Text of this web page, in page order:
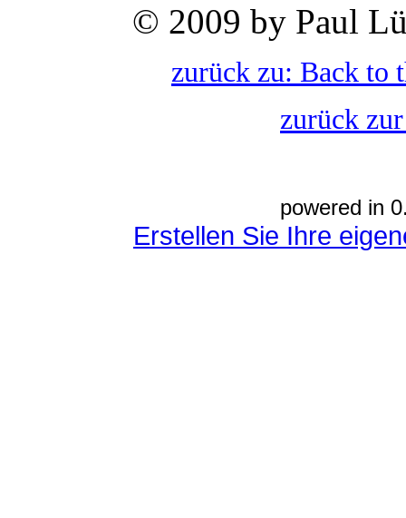
© 2009 by Paul
zurück zu: Back to
zurück
powered in
Erstellen Sie Ihre